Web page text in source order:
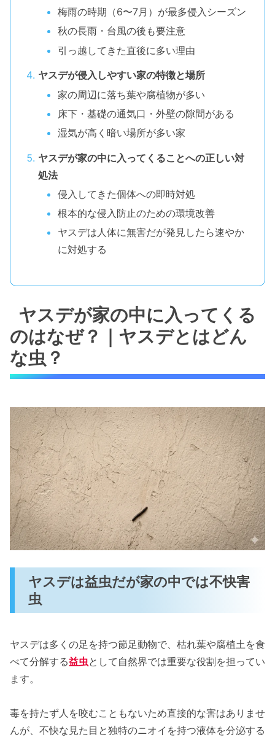
梅雨の時期（6〜7月）が最多侵入シーズン
秋の長雨・台風の後も要注意
引っ越してきた直後に多い理由
ヤスデが侵入しやすい家の特徴と場所
家の周辺に落ち葉や腐植物が多い
床下・基礎の通気口・外壁の隙間がある
湿気が高く暗い場所が多い家
ヤスデが家の中に入ってくることへの正しい対
処法
侵入してきた個体への即時対処
根本的な侵入防止のための環境改善
ヤスデは人体に無害だが発見したら速やか
に対処する
ヤスデが家の中に入ってくる
のはなぜ？｜ヤスデとはどん
な虫？
ヤスデは益虫だが家の中では不快害
虫
ヤスデは多くの足を持つ節足動物で、枯れ葉や腐植土を食
べて分解する益虫として自然界では重要な役割を担ってい
ます。
毒を持たず人を咬むこともないため直接的な害はありませ
んが、不快な見た目と独特のニオイを持つ液体を分泌する